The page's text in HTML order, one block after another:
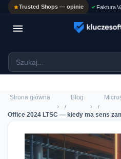
Trusted Shops — opinie Faktura

Strona główna
›
Blog
›
ASYSTENT AI